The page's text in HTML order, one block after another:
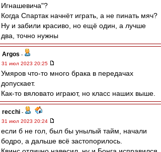
Игнашевича"?
Когда Спартак начнёт играть, а не пинать мяч?
Ну и забили красиво, но ещё один, а лучше
два, точно нужны
Argos -
31 июл 2023 20:25
Умяров что-то много брака в передачах
допускает.
Как-то вяловато играют, но класс наших выше.
recchi -
31 июл 2023 20:24
если б не гол, был бы унылый тайм, начали
бодро, а дальше всё застопорилось.